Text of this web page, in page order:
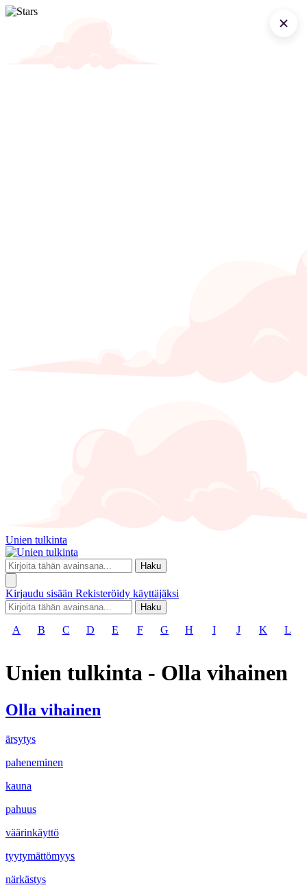
Unien tulkinta
Haku
Kirjaudu sisään Rekisteröidy käyttäjäksi
Haku
A B C D E F G H I J K L
Unien tulkinta - Olla vihainen
Olla vihainen
ärsytys
paheneminen
kauna
pahuus
väärinkäyttö
tyytymättömyys
närkästys